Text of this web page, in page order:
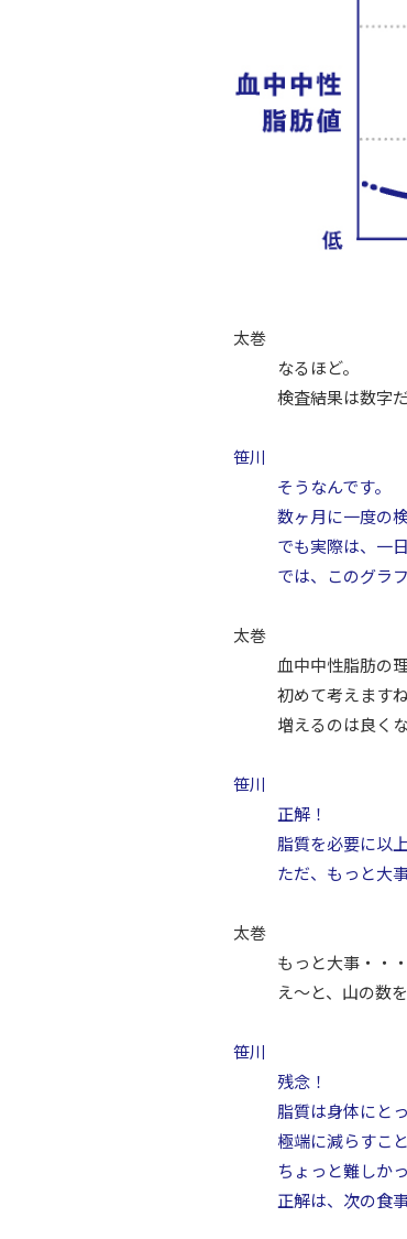
太巻
なるほど。
検査結果は数字
笹川
そうなんです。
数ヶ月に一度の
でも実際は、一
では、このグラ
太巻
血中中性脂肪の
初めて考えますね
増えるのは良く
笹川
正解！
脂質を必要に以
ただ、もっと大
太巻
もっと大事・・・
え〜と、山の数
笹川
残念！
脂質は身体にと
極端に減らすこ
ちょっと難しか
正解は、次の食